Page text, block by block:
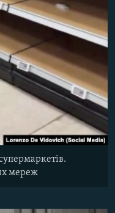
мереж